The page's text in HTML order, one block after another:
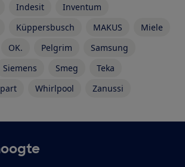
Indesit
Inventum
Küppersbusch MAKUS
Miele
OK. Pelgrim
Samsung
Siemens Smeg
Teka
Whirlpool Zanussi